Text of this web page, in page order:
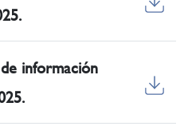
información